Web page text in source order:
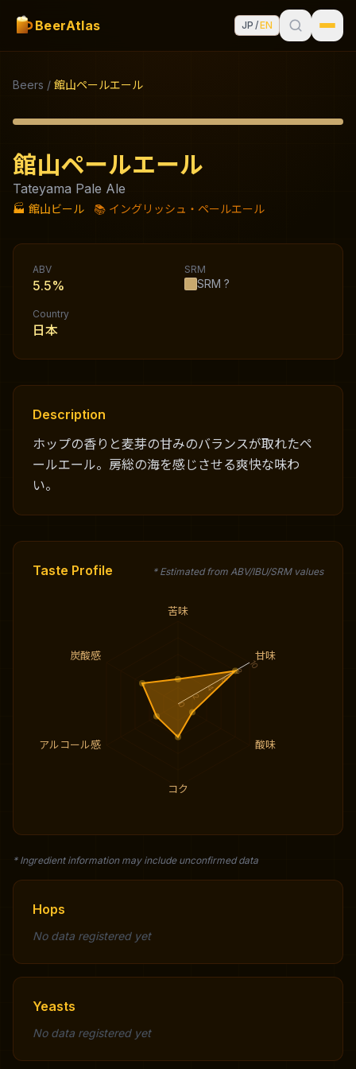
BeerAtlas JP /EN
Beers / 館山ペールエール
館山ペールエール
Tateyama Pale Ale
🏭 館山ビール 📚 イングリッシュ・ペールエール
ABV
5.5%
SRM
SRM ?
Country
日本
Description
ホップの香りと麦芽の甘みのバランスが取れたペ
ールエール。房総の海を感じさせる爽快な味わ
い。
Taste Profile * Estimated from ABV/IBU/SRM values
苦味
甘味
酸味
コク
アルコール感
炭酸感
0
2
4
6
8
10
* Ingredient information may include unconfirmed data
Hops
No data registered yet
Yeasts
No data registered yet